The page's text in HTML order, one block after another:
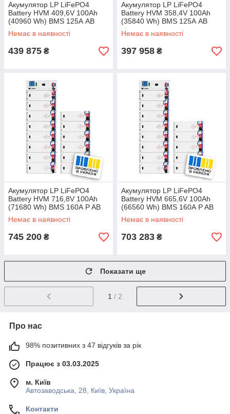
Акумулятор LP LiFePO4
Battery HVM 409,6V 100Ah
(40960 Wh) BMS 125А AB
black
Немає в наявності
439 875 ₴
Акумулятор LP LiFePO4
Battery HVM 358,4V 100Ah
(35840 Wh) BMS 125А AB
black
Немає в наявності
397 958 ₴
Акумулятор LP LiFePO4
Battery HVM 716,8V 100Ah
(71680 Wh) BMS 160А P AB
Lrack white
Немає в наявності
745 200 ₴
Акумулятор LP LiFePO4
Battery HVM 665,6V 100Ah
(66560 Wh) BMS 160А P AB
white
Немає в наявності
703 283 ₴
Показати ще
1 / 2
Про нас
98% позитивних з 47 відгуків за рік
Працює з 03.03.2025
м. Київ
Автозаводська, 28, Київ, Україна
Контакти